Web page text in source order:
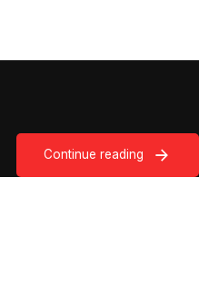
Continue reading